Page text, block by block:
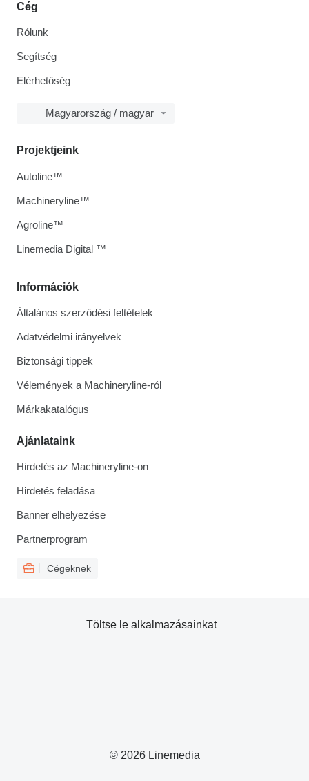
Cég
Rólunk
Segítség
Elérhetőség
Magyarország / magyar
Információk
Általános szerződési feltételek
Adatvédelmi irányelvek
Biztonsági tippek
Vélemények a Machineryline-ról
Márkakatalógus
Ajánlataink
Hirdetés az Machineryline-on
Hirdetés feladása
Banner elhelyezése
Partnerprogram
Cégeknek
Projektjeink
Autoline™
Machineryline™
Agroline™
Linemedia Digital ™
© 2026 Linemedia
Töltse le alkalmazásainkat